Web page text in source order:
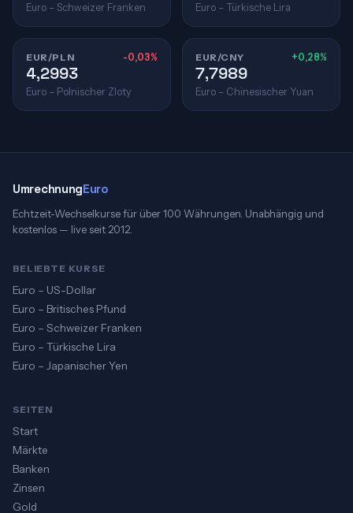
Euro – Schweizer Franken Euro – Türkische Lira
EUR/PLN -0,03%
4,2993
Euro – Polnischer Zloty
EUR/CNY +0,28%
7,7989
Euro – Chinesischer Yuan
UmrechnungEuro
Echtzeit-Wechselkurse für über 100 Währungen. Unabhängig und
kostenlos — live seit 2012.
BELIEBTE KURSE
Euro – US-Dollar
Euro – Britisches Pfund
Euro – Schweizer Franken
Euro – Türkische Lira
Euro – Japanischer Yen
SEITEN
Start
Märkte
Banken
Zinsen
Gold